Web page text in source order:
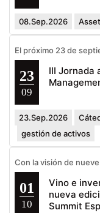
08.Sep.2026
El próximo 23 de
23
09
III Jornada
23.Sep.2026
gestión de activos
Con la visión de
01
10
Vino e
nueva
Summit